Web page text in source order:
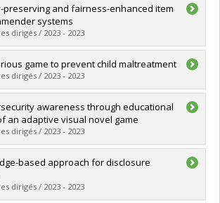
Alexis
dans Papyrus
preserving and fairness-enhanced item
systems
dirigés / 2023 - 2023
Jia Ao
dans Papyrus
game to prevent child maltreatment
dirigés / 2023 - 2023
Lissethy
dans Papyrus
awareness through educational
an adaptive visual novel game
dirigés / 2023 - 2023
Firdaous
dans Papyrus
based approach for disclosure
dirigés / 2023 - 2023